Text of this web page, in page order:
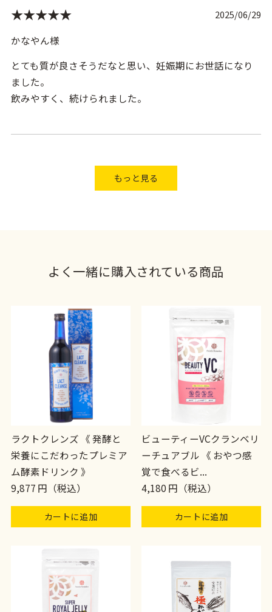
★★★★★ 2025/06/29
かなやん様
とても質が良さそうだなと思い、妊娠期にお世話になり
ました。
飲みやすく、続けられました。
もっと見る
よく一緒に購入されている商品
ラクトクレンズ 《 発酵と
栄養にこだわったプレミア
ム酵素ドリンク 》
9,877 円（税込）
カートに追加
ビューティーVCクランベリ
ーチュアブル 《 おやつ感
覚で食べるビ...
4,180 円（税込）
カートに追加